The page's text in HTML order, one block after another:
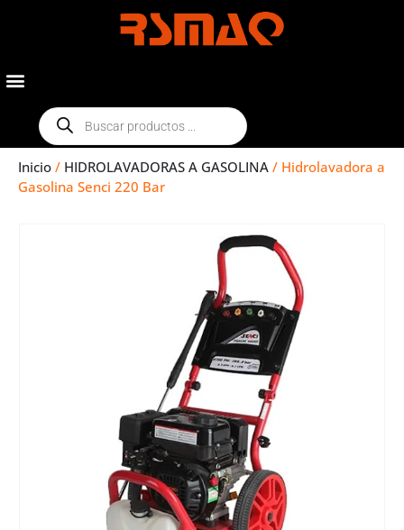
Inicio / HIDROLAVADORAS A GASOLINA / Hidrolavadora a
Gasolina Senci 220 Bar